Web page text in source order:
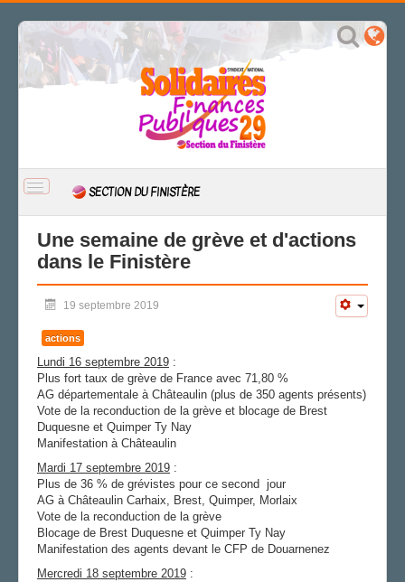
BASCULER
NAVIGATION
SECTION DU FINISTÈRE
ACTUALITÉ
CSAL
CAP/Recours
FS SSCT
Action sociale
Archives
LA SECTION
AGENDA
ADHÉRER
Une semaine de grève et d'actions
dans le Finistère
19 septembre 2019
actions
Lundi 16 septembre 2019 :
Plus fort taux de grève de France avec 71,80 %
AG départementale à Châteaulin (plus de 350 agents présents)
Vote de la reconduction de la grève et blocage de Brest
Duquesne et Quimper Ty Nay
Manifestation à Châteaulin
Mardi 17 septembre 2019 :
Plus de 36 % de grévistes pour ce second jour
AG à Châteaulin Carhaix, Brest, Quimper, Morlaix
Vote de la reconduction de la grève
Blocage de Brest Duquesne et Quimper Ty Nay
Manifestation des agents devant le CFP de Douarnenez
Mercredi 18 septembre 2019 :